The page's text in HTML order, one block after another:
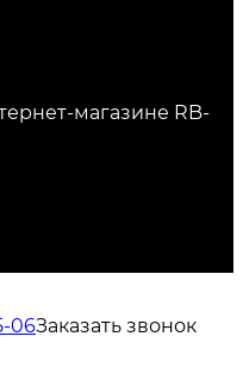
магазине RB-
06Заказать звонок